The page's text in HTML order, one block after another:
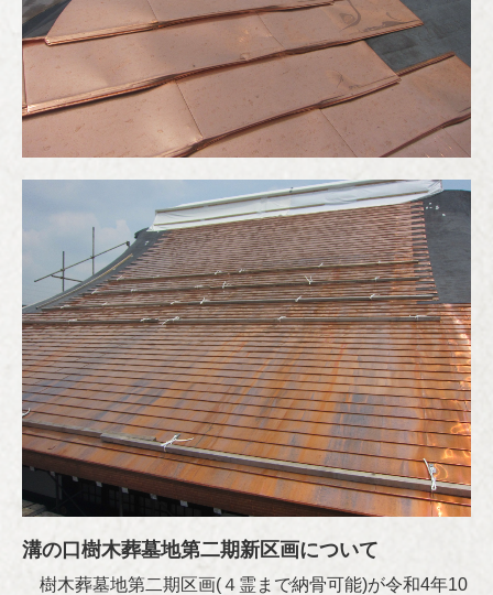
溝の口樹木葬墓地第二期新区画について
樹木葬墓地第二期区画(４霊まで納骨可能)が令和4年10